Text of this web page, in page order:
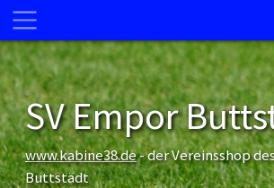
SV Empor
www.kabine38.de- der Vereinsshop
Buttstädt